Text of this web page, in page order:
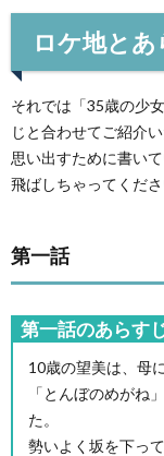
ロケ地とあ
それでは「35歳の少
じと合わせてご紹介
思い出すために書い
飛ばしちゃってくださ
第一話
第一話のあらす
10歳の望美は、母
「とんぼのめがね
た。
勢いよく坂を下っ